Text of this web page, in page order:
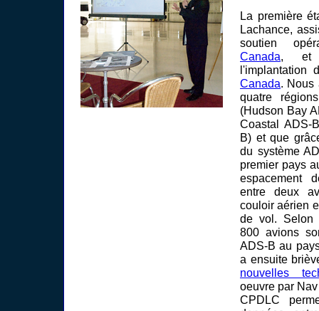
La première
Lachance,
soutien
Canada, et
l'implantation
Canada. Nous
quatre
(Hudson Bay
Coastal ADS-
B) et que
du système
premier pays
espacement
entre deux
couloir aérien
de vol. Selon
800 avions
ADS-B au
a ensuite
nouvelles
oeuvre par
CPDLC